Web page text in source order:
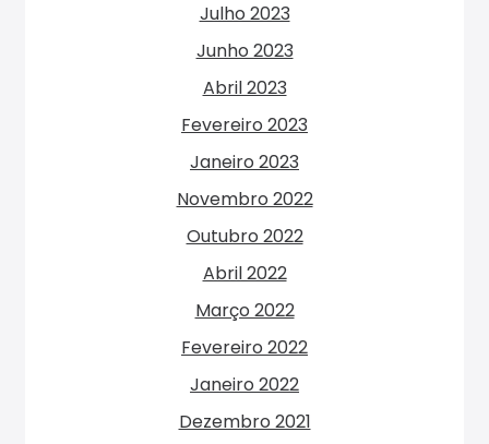
Julho 2023
Junho 2023
Abril 2023
Fevereiro 2023
Janeiro 2023
Novembro 2022
Outubro 2022
Abril 2022
Março 2022
Fevereiro 2022
Janeiro 2022
Dezembro 2021